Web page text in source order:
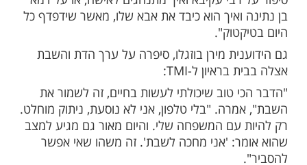
אנחנו אותו הדבר. לא יהיו שום פערים
באותו מקום היום, והלוואי ונהיה יותר".
אמרה:
אני אמצא לליאו בית ספר דתי מהמם, כי
אנחנו רוצים מסגרות ממלכתיות דתיות,
בגלל הדת – פשוט יש שם ערכים טובים".